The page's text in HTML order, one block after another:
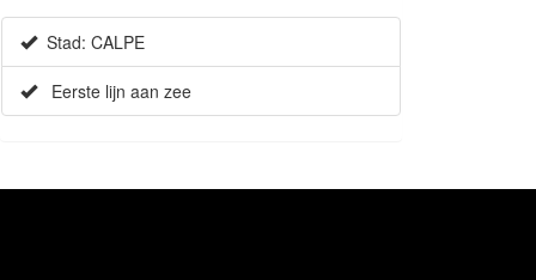
Stad: CALPE
Eerste lijn aan zee